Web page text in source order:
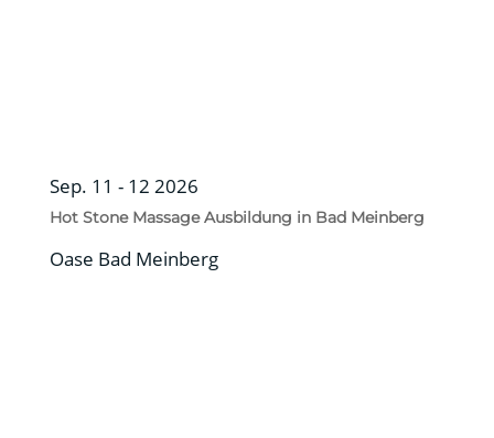
Sep. 11 - 12 2026
Hot Stone Massage Ausbildung in Bad Meinberg
Oase Bad Meinberg